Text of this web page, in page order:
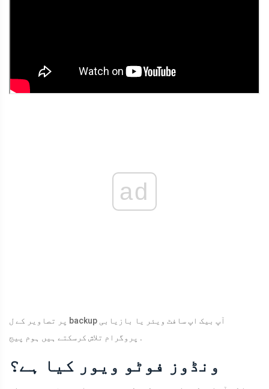
ad
پر تصاویر کے ل backup آپ بیک اپ سافٹ ویئر یا بازیابی
پروگرام تلاش کرسکتے ہیں ہوم پیج .
ونڈوز فوٹو ویور کیا ہے؟